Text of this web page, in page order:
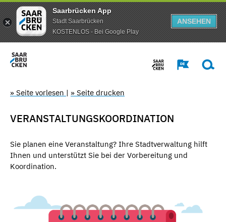
Saarbrücken App
Stadt Saarbrücken
KOSTENLOS - Bei Google Play
ANSEHEN
» Seite vorlesen | » Seite drucken
VERANSTALTUNGSKOORDINATION
Sie planen eine Veranstaltung? Ihre Stadtverwaltung hilft
Ihnen und unterstützt Sie bei der Vorbereitung und
Koordination.